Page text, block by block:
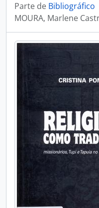
Parte de Bibliográfico
MOURA, Marlene